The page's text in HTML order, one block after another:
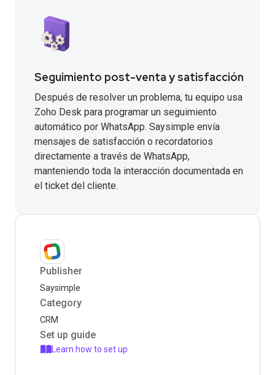
Seguimiento post-venta y satisfacción
Después de resolver un problema, tu equipo usa
Zoho Desk para programar un seguimiento
automático por WhatsApp. Saysimple envía
mensajes de satisfacción o recordatorios
directamente a través de WhatsApp,
manteniendo toda la interacción documentada en
el ticket del cliente.
Publisher
Saysimple
Category
CRM
Set up guide
Learn how to set up